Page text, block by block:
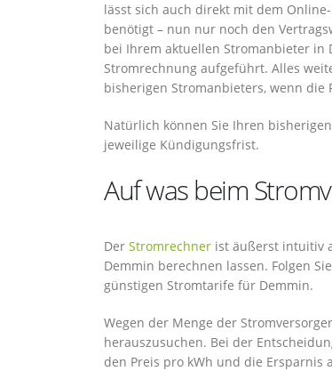
lässt sich auch direkt mit dem
benötigt – nun nur noch den
bei Ihrem aktuellen Stromanbieter in
Stromrechnung aufgeführt. Alles
bisherigen Stromanbieters, wenn die
Natürlich können Sie Ihren
jeweilige Kündigungsfrist.
Auf was beim
Der Stromrechner ist äußerst intuitiv
Demmin berechnen lassen. Folgen
günstigen Stromtarife für Demmin.
Wegen der Menge der
herauszusuchen. Bei der
den Preis pro kWh und die